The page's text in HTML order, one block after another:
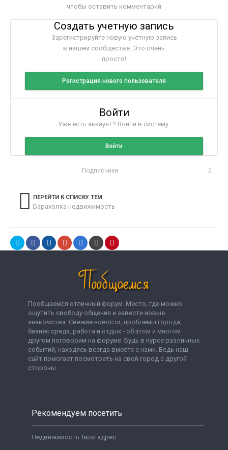
чтобы оставить комментарий
Создать учетную запись
Зарегистрируйте новую учётную запись
в нашем сообществе. Это очень
просто!
Регистрация нового пользователя
Войти
Уже есть аккаунт? Войти в систему.
Войти
Подписчики 0
ПЕРЕЙТИ К СПИСКУ ТЕМ
Барахолка недвижимость
Пообщаемся отличный форум. Место, где можно
ощутить свободу общения и завести новые
знакомства. Свежие новости, проблемы города,
бизнес среда, работа и отдых - об этом и многом
другом поговорим на форуме. Будь в курсе различных
событий, находясь всегда вместе с нами. Ведь наш
сайт помогает посмотреть на свой город с другой
стороны.
Рекомендуем посетить
Недвижимость Твой адрес